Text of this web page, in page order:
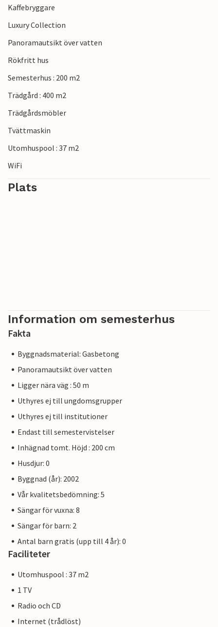
vattensporter, dykning, vindsurfing och till och med
ridning.
Kaffebryggare
Luxury Collection
Panoramautsikt över vatten
Rökfritt hus
Semesterhus : 200 m2
Trädgård : 400 m2
Trädgårdsmöbler
Tvättmaskin
Utomhuspool : 37 m2
WiFi
Plats
Information om semesterhus
Fakta
Byggnadsmaterial: Gasbetong
Panoramautsikt över vatten
Ligger nära väg : 50 m
Uthyres ej till ungdomsgrupper
Uthyres ej till institutioner
Endast till semestervistelser
Inhägnad tomt. Höjd : 200 cm
Husdjur: 0
Byggnad (år): 2002
Vår kvalitetsbedömning: 5
Sängar för vuxna: 8
Sängar för barn: 2
Antal barn gratis (upp till 4 år): 0
Faciliteter
Utomhuspool : 37 m2
1 TV
Radio och CD
Internet (trådlöst)